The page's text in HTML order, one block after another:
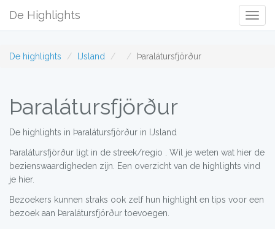
De Highlights
De highlights IJsland Þaralátursfjörður
Þaralátursfjörður
De highlights in Þaralátursfjörður in IJsland
Þaralátursfjörður ligt in de streek/regio . Wil je weten wat hier de
bezienswaardigheden zijn. Een overzicht van de highlights vind
je hier.
Bezoekers kunnen straks ook zelf hun highlight en tips voor een
bezoek aan Þaralátursfjörður toevoegen.